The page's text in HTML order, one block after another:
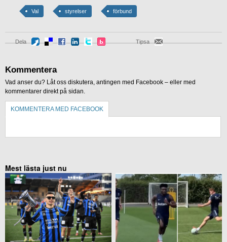
Val styrelser förbund
Dela Tipsa
Kommentera
Vad anser du? Låt oss diskutera, antingen med Facebook – eller med
kommentarer direkt på sidan.
KOMMENTERA MED FACEBOOK
Mest lästa just nu